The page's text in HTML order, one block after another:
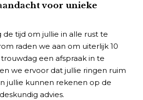
voor unieke
tijd om jullie in alle rust te
raden we aan om uiterlijk 10
een afspraak in te
we ervoor dat jullie ringen ruim
jullie kunnen rekenen op de
advies.